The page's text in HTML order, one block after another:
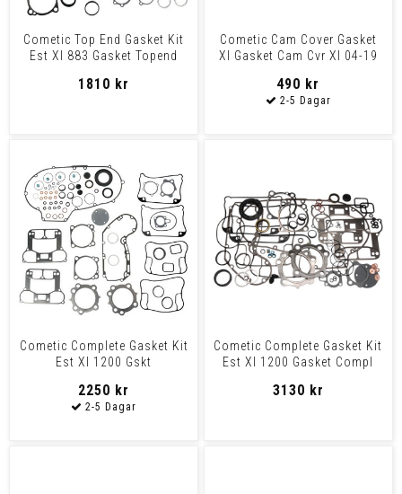
Cometic Top End Gasket Kit
Est Xl 883 Gasket Topend
1810 kr
Cometic Cam Cover Gasket
Xl Gasket Cam Cvr Xl 04-19
490 kr
Cometic Complete Gasket Kit
Est Xl 1200 Gskt
2250 kr
Cometic Complete Gasket Kit
Est Xl 1200 Gasket Compl
3130 kr